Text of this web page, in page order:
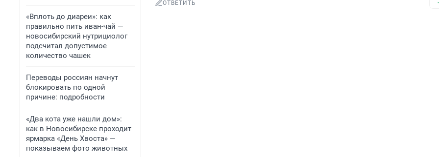
«Вплоть до диареи»: как
правильно пить иван-чай —
новосибирский нутрициолог
подсчитал допустимое
количество чашек
Переводы россиян начнут
блокировать по одной
причине: подробности
«Два кота уже нашли дом»:
как в Новосибирске проходит
ярмарка «День Хвоста» —
показываем фото животных
ОТВЕТИТЬ